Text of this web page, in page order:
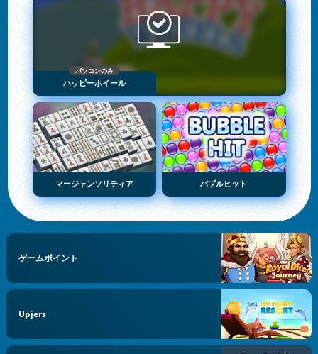
パソコンのみ
ハッピーホイール
マージャンソリティア バブルヒット
ゲームポイント
Upjers